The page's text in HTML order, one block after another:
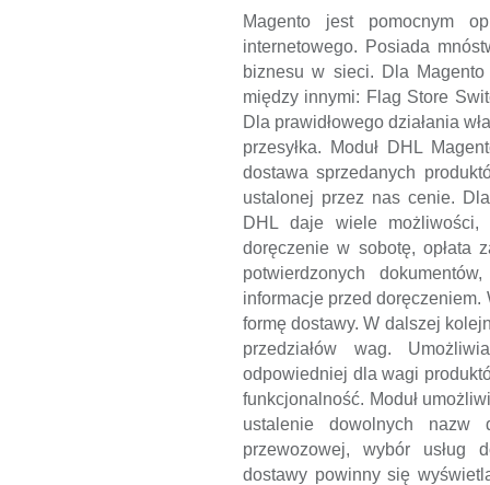
Magento jest pomocnym
internetowego. Posiada
biznesu w sieci. Dla
między innymi: Flag Store
Dla prawidłowego działania
przesyłka. Moduł DHL
dostawa sprzedanych
ustalonej przez nas cenie.
DHL daje wiele
doręczenie w sobotę, opłata
potwierdzonych
informacje przed doręczeniem.
formę dostawy. W dalszej
przedziałów wag.
odpowiedniej dla wagi
funkcjonalność. Moduł
ustalenie dowolnych nazw
przewozowej, wybór usług
dostawy powinny się